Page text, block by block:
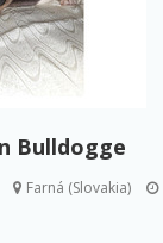
Bulldogge
Farná (Slovakia)